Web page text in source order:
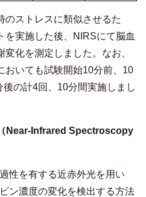
のストレスに類似させるた
を実施した後、NIRSにて脳血
化を測定しました。なお、
おいても試験開始10分前、10
の計4回、10分間実施しまし
Near-Infrared Spectroscopy
性を有する近赤外光を用い
ン濃度の変化を検出する方法